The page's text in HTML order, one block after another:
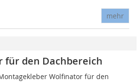
mehr
für den Dachbereich
Wolfinator für den